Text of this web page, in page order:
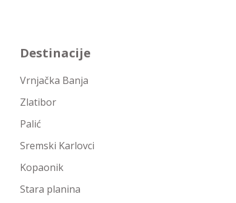
Destinacije
Vrnjačka Banja
Zlatibor
Palić
Sremski Karlovci
Kopaonik
Stara planina